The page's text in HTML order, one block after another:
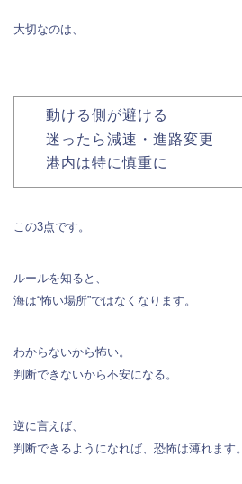
大切なのは、
動ける側が避ける
迷ったら減速・進路変更
港内は特に慎重に
この3点です。
ルールを知ると、
海は“怖い場所”ではなくなります。
わからないから怖い。
判断できないから不安になる。
逆に言えば、
判断できるようになれば、恐怖は薄れます。